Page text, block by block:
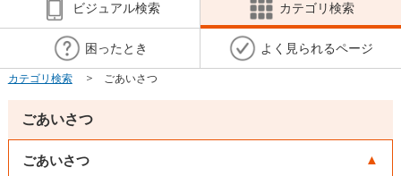
ビジュアル検索 カテゴリ検索
困ったとき よく見られるページ
カテゴリ検索 ごあいさつ
ごあいさつ
ごあいさつ